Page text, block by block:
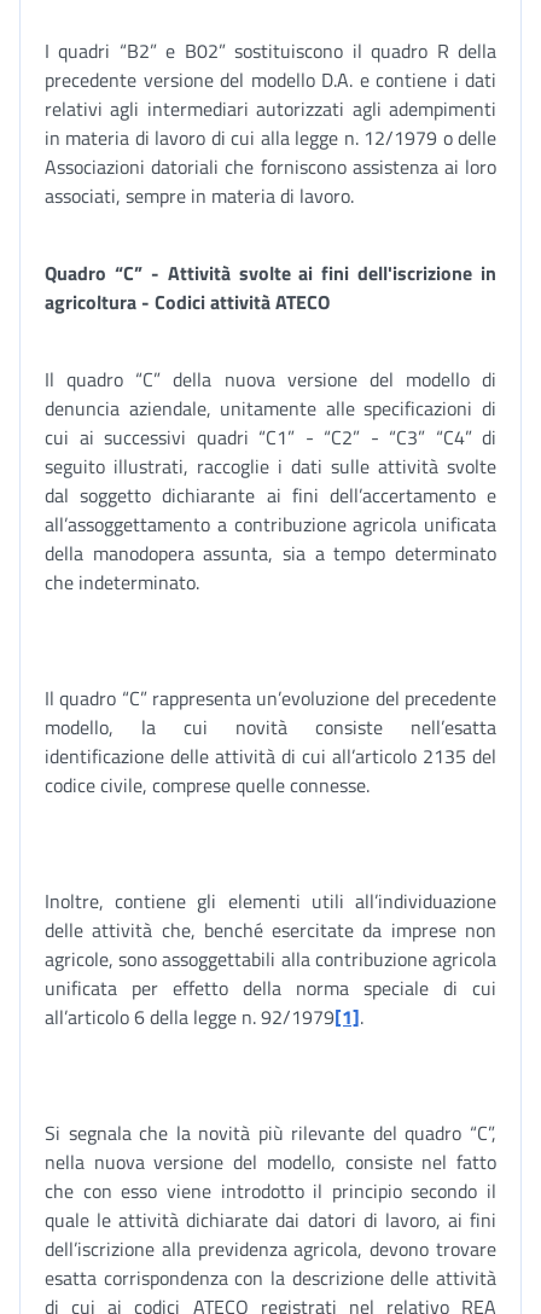
I quadri “B2” e B02” sostituiscono il quadro R della
precedente versione del modello D.A. e contiene i dati
relativi agli intermediari autorizzati agli adempimenti
in materia di lavoro di cui alla legge n. 12/1979 o delle
Associazioni datoriali che forniscono assistenza ai loro
associati, sempre in materia di lavoro.
Quadro “C” - Attività svolte ai fini dell'iscrizione in
agricoltura - Codici attività ATECO
Il quadro “C” della nuova versione del modello di
denuncia aziendale, unitamente alle specificazioni di
cui ai successivi quadri “C1” - “C2” - “C3” “C4” di
seguito illustrati, raccoglie i dati sulle attività svolte
dal soggetto dichiarante ai fini dell’accertamento e
all’assoggettamento a contribuzione agricola unificata
della manodopera assunta, sia a tempo determinato
che indeterminato.
Il quadro “C” rappresenta un’evoluzione del precedente
modello, la cui novità consiste nell’esatta
identificazione delle attività di cui all’articolo 2135 del
codice civile, comprese quelle connesse.
Inoltre, contiene gli elementi utili all’individuazione
delle attività che, benché esercitate da imprese non
agricole, sono assoggettabili alla contribuzione agricola
unificata per effetto della norma speciale di cui
all’articolo 6 della legge n. 92/1979[1].
Si segnala che la novità più rilevante del quadro “C”,
nella nuova versione del modello, consiste nel fatto
che con esso viene introdotto il principio secondo il
quale le attività dichiarate dai datori di lavoro, ai fini
dell’iscrizione alla previdenza agricola, devono trovare
esatta corrispondenza con la descrizione delle attività
di cui ai codici ATECO registrati nel relativo REA